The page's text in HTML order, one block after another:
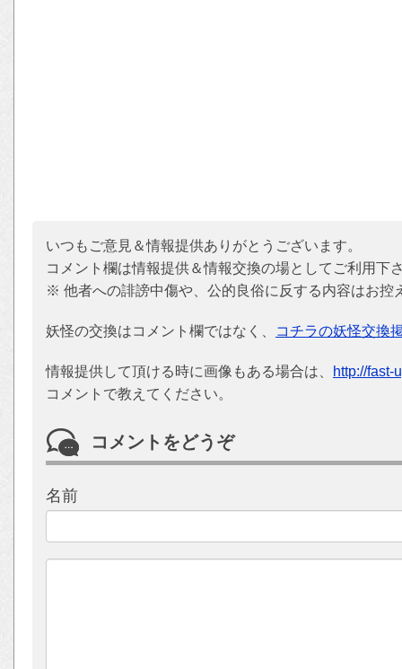
いつもご意見＆情報提供ありがとうございます。
コメント欄は情報提供＆情報交換の場としてご利用下
※ 他者への誹謗中傷や、公的良俗に反する内容はお控
妖怪の交換はコメント欄ではなく、 コチラの妖怪交換
情報提供して頂ける時に画像もある場合は、
http://fast-
コメントで教えてください。
コメントをどうぞ
名前